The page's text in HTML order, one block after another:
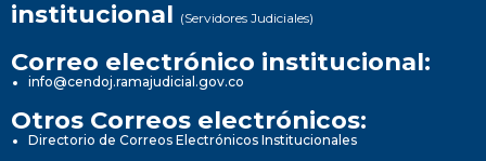
institucional (Servidores Judiciales)
Correo electrónico institucional:
info@cendoj.ramajudicial.gov.co
Otros Correos electrónicos:
Directorio de Correos Electrónicos Institucionales